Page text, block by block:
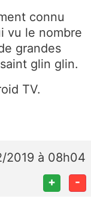
connu
vu le nombre
grandes
glin glin.
TV.
2019 à 08h04
+ -